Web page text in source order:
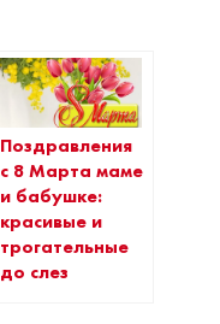
Поздравления
с 8 Марта маме
и бабушке:
красивые и
трогательные
до слез